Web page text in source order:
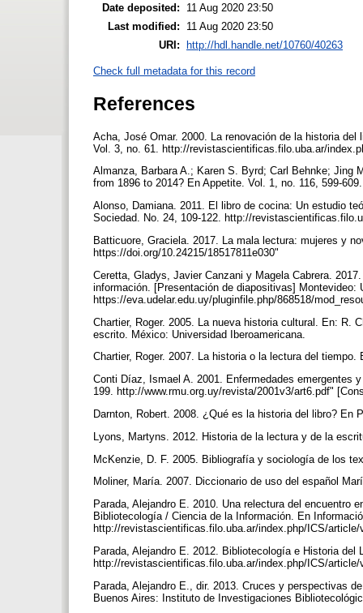
Date deposited:
11 Aug 2020 23:50
Last modified:
11 Aug 2020 23:50
URI: http://hdl.handle.net/10760/40263
Check full metadata for this record
References
Acha, José Omar. 2000. La renovación de la historia
Vol. 3, no. 61. http://revistascientificas.filo.uba.ar/
Almanza, Barbara A.; Karen S. Byrd; Carl Behnke; Jing
from 1896 to 2014? En Appetite. Vol. 1, no. 116, 599-
Alonso, Damiana. 2011. El libro de cocina: Un estudio
Sociedad. No. 24, 109-122. http://
Batticuore, Graciela. 2017. La mala lectura: mujeres y
https://doi.org/10.24215/18517811e030"
Ceretta, Gladys, Javier Canzani y Magela Cabrera.
información. [Presentación de diapositivas] Montevideo:
https://eva.udelar.edu.uy/pluginfile.php/868518/
Chartier, Roger. 2005. La nueva historia cultural. En: R.
escrito. México: Universidad Iberoamericana.
Chartier, Roger. 2007. La historia o la lectura del
Conti Díaz, Ismael A. 2001. Enfermedades emergentes
199. http://www.rmu.org.uy/revista/2001v3/art6.pdf"
Darnton, Robert. 2008. ¿Qué es la historia del libro?
Lyons, Martyns. 2012. Historia de la lectura y de la
McKenzie, D. F. 2005. Bibliografía y sociología de los
Moliner, María. 2007. Diccionario de uso del español
Parada, Alejandro E. 2010. Una relectura del encuentro
Bibliotecología / Ciencia de la Información. En
http://revistascientificas.filo.uba.ar/index.php/ICS/
Parada, Alejandro E. 2012. Bibliotecología e Historia
http://revistascientificas.filo.uba.ar/index.php/ICS/
Parada, Alejandro E., dir. 2013. Cruces y perspectivas
Buenos Aires: Instituto de Investigaciones